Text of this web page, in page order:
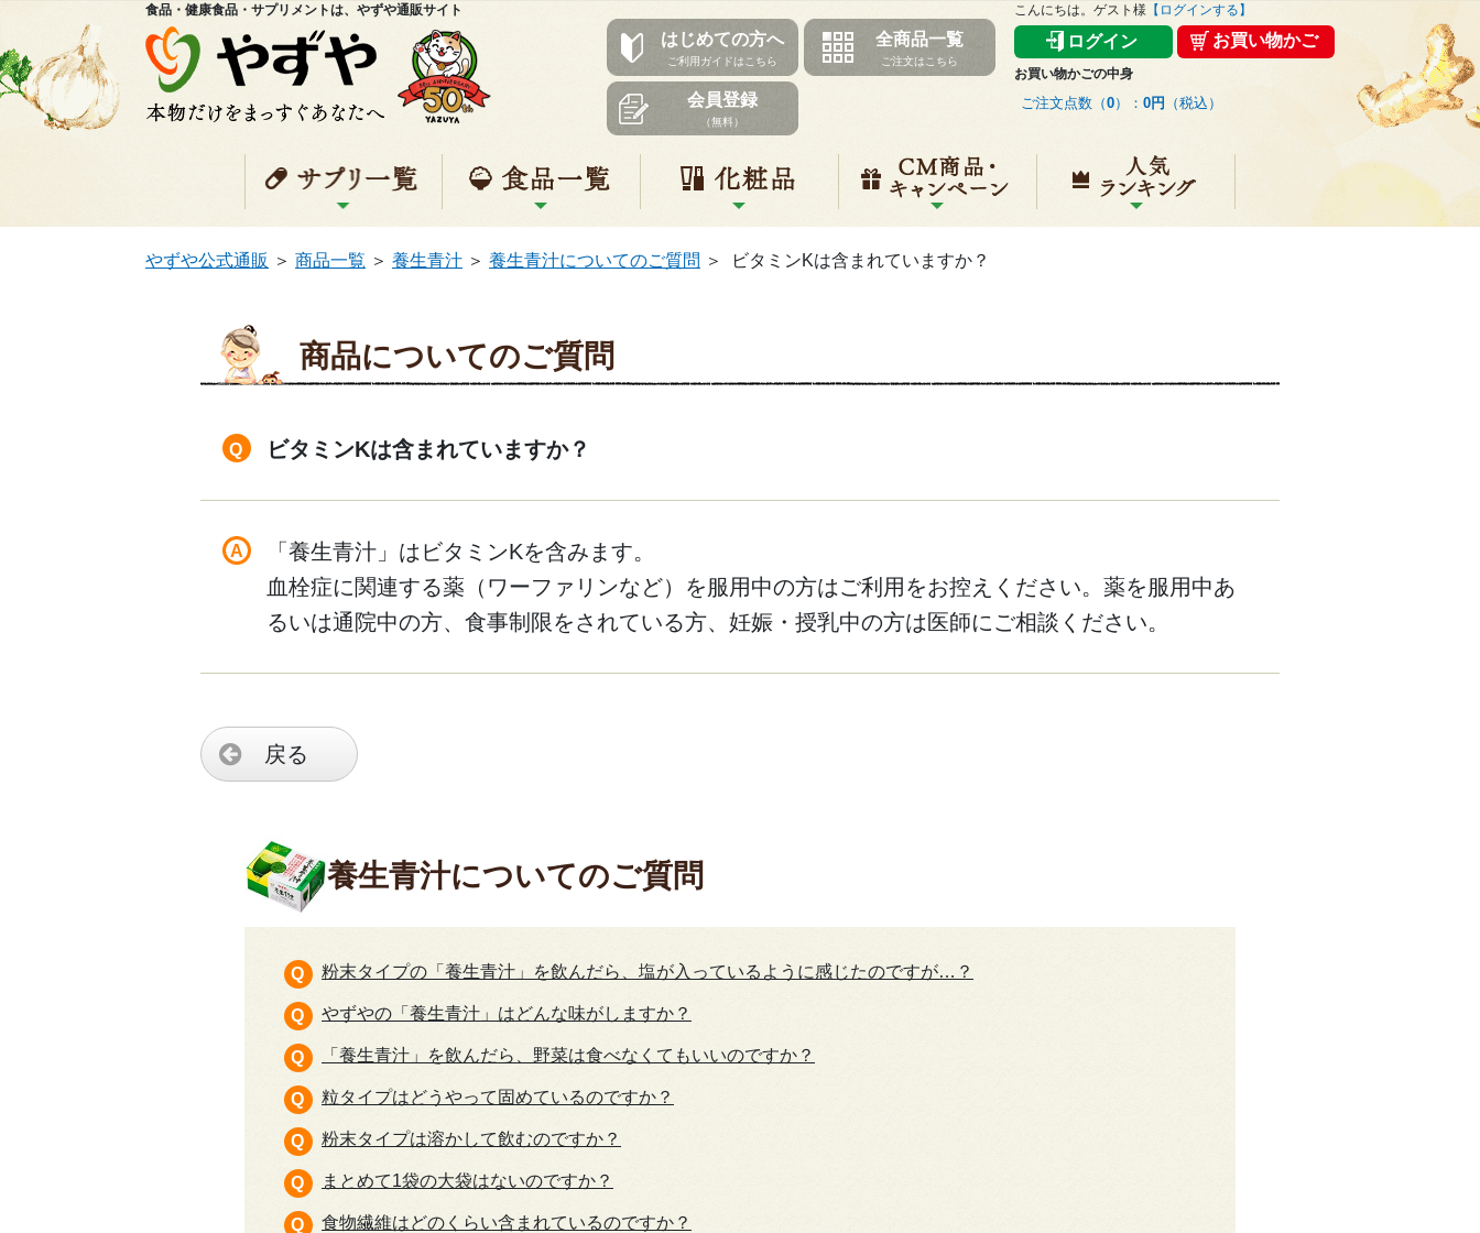
食品・健康食品・サプリメントは、やずや通販サイト
はじめての方へ
ご利用ガイドはこちら
全商品一覧
ご注文はこちら
会員登録
（無料）
こんにちは。ゲスト様 【ログインする】
ログイン お買い物かご
お買い物かごの中身
ご注文点数（0）： 0円 （税込）
サプリ一覧 食品一覧 化粧品 キャンペーン 人気ランキング
やずや公式通販 ＞ 商品一覧 ＞ 養生青汁 ＞ 養生青汁についてのご質問 ＞ ビタミンKは含まれていますか？
商品についてのご質問
ビタミンKは含まれていますか？
「養生青汁」はビタミンKを含みます。
血栓症に関連する薬（ワーファリンなど）を服用中の方はご利用をお控えください。薬を服用中あ
るいは通院中の方、食事制限をされている方、妊娠・授乳中の方は医師にご相談ください。
戻る
養生青汁についてのご質問
粉末タイプの「養生青汁」を飲んだら、塩が入っているように感じたのですが…？
やずやの「養生青汁」はどんな味がしますか？
「養生青汁」を飲んだら、野菜は食べなくてもいいのですか？
粒タイプはどうやって固めているのですか？
粉末タイプは溶かして飲むのですか？
まとめて1袋の大袋はないのですか？
食物繊維はどのくらい含まれているのですか？